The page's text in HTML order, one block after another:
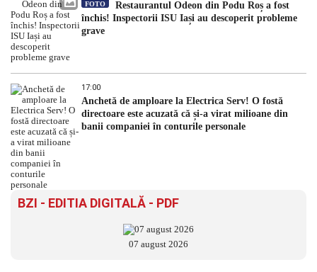
FOTO
Restaurantul Odeon din Podu Roș a fost
închis! Inspectorii ISU Iași au descoperit probleme
grave
17:00
Anchetă de amploare la Electrica Serv! O fostă
directoare este acuzată că și-a virat milioane din
banii companiei în conturile personale
BZI - EDITIA DIGITALĂ - PDF
07 august 2026